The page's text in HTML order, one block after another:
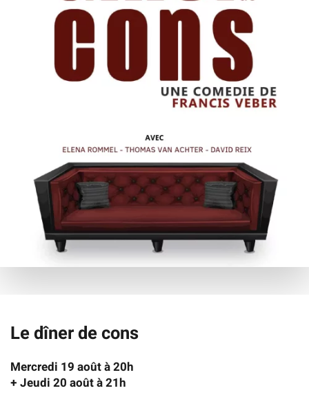
Le dîner de cons
Mercredi 19 août à 20h
+ Jeudi 20 août à 21h